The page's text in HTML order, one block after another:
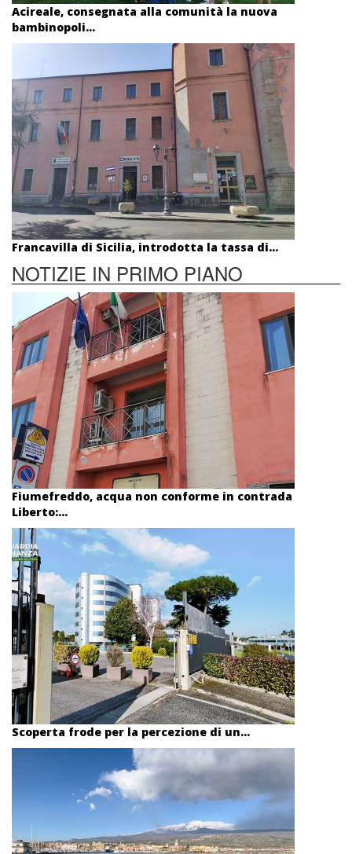
Acireale, consegnata alla comunità la nuova
bambinopoli...
Francavilla di Sicilia, introdotta la tassa di...
NOTIZIE IN PRIMO PIANO
Fiumefreddo, acqua non conforme in contrada
Liberto:...
Scoperta frode per la percezione di un...